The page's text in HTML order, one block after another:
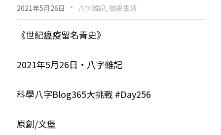
後天派陽宅
黃金會員專區
八字雜記
站長精選
臉書生活
試閱專區
Podcast聽書
陽宅視頻
線上直播
線上學苑
八字進階班
八字中階班
《十神高階實戰錄》完整典藏版
科學八字推理PDF
科學八字推理1
科學八字推理2
與我預約
批命預約
登錄/
2021年5月26日 · 八字雜記, 臉書生活
《世紀瘟疫留名青史》
2021年5月26日·八字雜記
科學八字Blog365大挑戰 #Day256
原創/文堡
八字線上批命
小兒命名